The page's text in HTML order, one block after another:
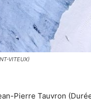
VITEUX)
Pierre Tauvron